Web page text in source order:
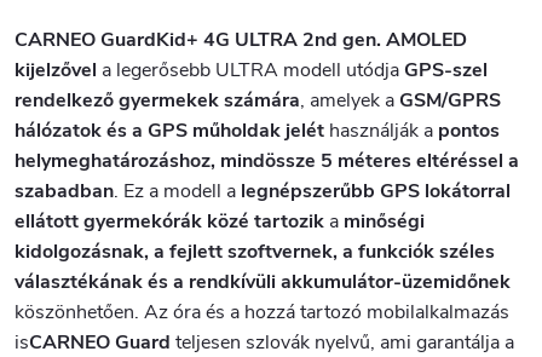
CARNEO GuardKid+ 4G ULTRA 2nd gen. AMOLED
kijelzővel a legerősebb ULTRA modell utódjaGPS-szel
rendelkező gyermekek számára, amelyek aGSM/GPRS
hálózatok és a GPS műholdak jelét használják a pontos
helymeghatározáshoz, mindössze 5 méteres eltéréssel a
szabadban. Ez a modell a legnépszerűbb GPS lokátorral
ellátott gyermekórák közé tartozik a minőségi
kidolgozásnak, a fejlett szoftvernek, a funkciók széles
választékának és a rendkívüli akkumulátor-üzemidőnek
köszönhetően. Az óra és a hozzá tartozó mobilalkalmazás
isCARNEO Guard teljesen szlovák nyelvű, ami garantálja a